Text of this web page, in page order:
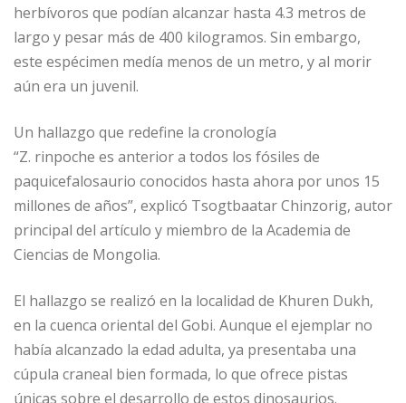
herbívoros que podían alcanzar hasta 4.3 metros de
largo y pesar más de 400 kilogramos. Sin embargo,
este espécimen medía menos de un metro, y al morir
aún era un juvenil.
Un hallazgo que redefine la cronología
“Z. rinpoche es anterior a todos los fósiles de
paquicefalosaurio conocidos hasta ahora por unos 15
millones de años”, explicó Tsogtbaatar Chinzorig, autor
principal del artículo y miembro de la Academia de
Ciencias de Mongolia.
El hallazgo se realizó en la localidad de Khuren Dukh,
en la cuenca oriental del Gobi. Aunque el ejemplar no
había alcanzado la edad adulta, ya presentaba una
cúpula craneal bien formada, lo que ofrece pistas
únicas sobre el desarrollo de estos dinosaurios.